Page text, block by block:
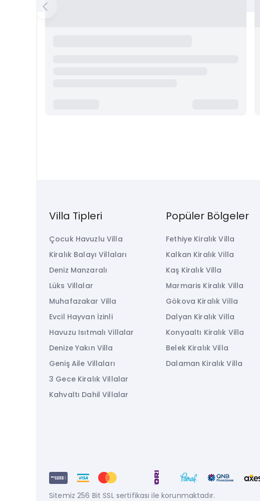
Villa Tipleri
Çocuk Havuzlu Villa
Kiralık Balayı Villaları
Deniz Manzaralı
Lüks Villalar
Muhafazakar Villa
Evcil Hayvan İzinli
Havuzu Isıtmalı Villalar
Denize Yakın Villa
Geniş Aile Villaları
3 Gece Kiralık Villalar
Kahvaltı Dahil Villalar
Popüler Bölgeler
Fethiye Kiralık Villa
Kalkan Kiralık Villa
Kaş Kiralık Villa
Marmaris Kiralık Villa
Gökova Kiralık Villa
Dalyan Kiralık Villa
Konyaaltı Kiralık Villa
Belek Kiralık Villa
Dalaman Kiralık Villa
Sitemiz 256 Bit SSL sertifikası ile korunmaktadır.